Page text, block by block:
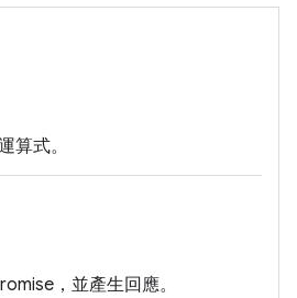
算式。
，並產生回應。